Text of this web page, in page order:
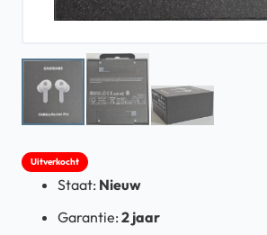
Uitverkocht
Staat: Nieuw
Garantie: 2 jaar